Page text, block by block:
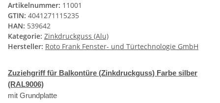
Artikelnummer: 11001
GTIN: 4041271115235
HAN: 539642
Kategorie: Zinkdruckguss (Alu)
Hersteller: Roto Frank Fenster- und Türtechnologie GmbH
Zuziehgriff für Balkontüre (Zinkdruckguss) Farbe silber
(RAL9006)
mit Grundplatte